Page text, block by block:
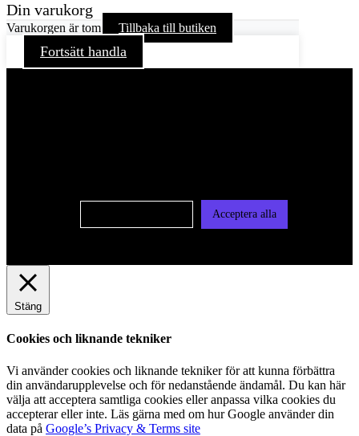
Din varukorg
Varukorgen är tom Tillbaka till butiken
Fortsätt handla
Acceptera alla
Stäng
Cookies och liknande tekniker
Vi använder cookies och liknande tekniker för att kunna förbättra
din användarupplevelse och för nedanstående ändamål. Du kan här
välja att acceptera samtliga cookies eller anpassa vilka cookies du
accepterar eller inte. Läs gärna med om hur Google använder din
data på Google’s Privacy & Terms site